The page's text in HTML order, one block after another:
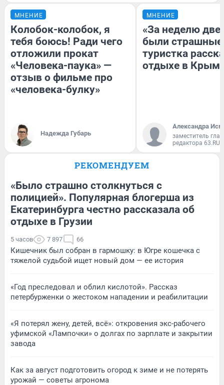
МНЕНИЕ
Колобок-колобок, я
тебя боюсь! Ради чего
отложили прокат
«Человека-паука» —
отзыв о фильме про
«человека-булку»
Надежда Губарь
МНЕНИЕ
«За неделю две
были
туристка
отдыхе в
Александра
заместитель
редактора 63.RU
РЕКОМЕНДУЕМ
«Было страшно столкнуться с
полицией». Популярная блогерша из
Екатеринбурга честно рассказала об
отдыхе в Грузии
5 часов 7 897 66
Кишечник был собран в гармошку: в Югре кошечка с
тяжелой судьбой ищет новый дом — ее история
«Год преследовал и облил кислотой». Рассказ
петербурженки о жестоком нападении и реабилитации
«Я потерял жену, детей, всё»: откровения экс-рабочего
уфимской «Лампочки» о долгах по зарплате и закрытии
завода
Как за август подготовить огород к зиме и не потерять
урожай — советы агронома